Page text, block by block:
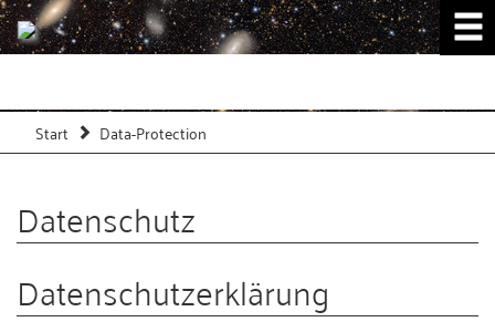
Start Data-Protection
Datenschutz
Datenschutzerklärung